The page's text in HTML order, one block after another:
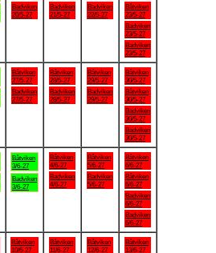
Badviken
20/5-27
Badviken
21/5-27
Badviken
22/5-27
Båtviken
23/5-27
Badviken
23/5-27
Badviken
23/5-27
Båtviken
27/5-27
Badviken
27/5-27
Båtviken
28/5-27
Badviken
28/5-27
Båtviken
29/5-27
Badviken
29/5-27
Båtviken
30/5-27
Båtviken
30/5-27
Badviken
30/5-27
Badviken
30/5-27
Båtviken
3/6-27
Badviken
3/6-27
Båtviken
4/6-27
Badviken
4/6-27
Båtviken
5/6-27
Badviken
5/6-27
Båtviken
6/6-27
Båtviken
6/6-27
Badviken
6/6-27
Badviken
6/6-27
Båtviken
10/6-27
Båtviken
11/6-27
Båtviken
12/6-27
Båtviken
13/6-27